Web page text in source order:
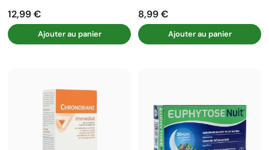
Prix
12,99 €
Ajouter au panier
Prix
8,99 €
Ajouter au panier